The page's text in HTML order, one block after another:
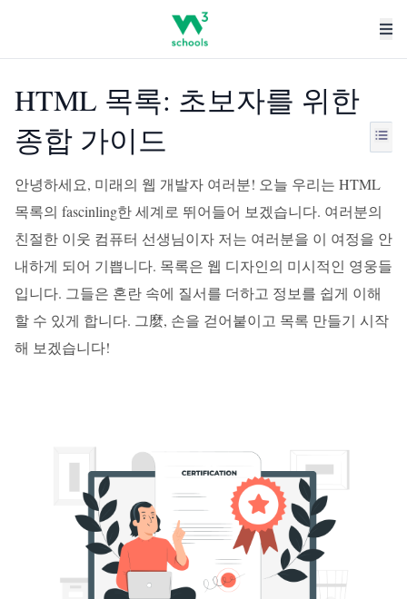
HTML 목록: 초보자를 위한
종합 가이드
안녕하세요, 미래의 웹 개발자 여러분! 오늘 우리는 HTML
목록의 fascinling한 세계로 뛰어들어 보겠습니다. 여러분의
친절한 이웃 컴퓨터 선생님이자 저는 여러분을 이 여정을 안
내하게 되어 기쁩니다. 목록은 웹 디자인의 미시적인 영웅들
입니다. 그들은 혼란 속에 질서를 더하고 정보를 쉽게 이해
할 수 있게 합니다. 그麼, 손을 걷어붙이고 목록 만들기 시작
해 보겠습니다!